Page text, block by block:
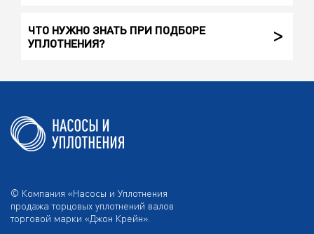
ЧТО НУЖНО ЗНАТЬ ПРИ ПОДБОРЕ
УПЛОТНЕНИЯ?
© Компания «Насосы и Уплотнения
продажа торцовых уплотнений валов
торговой марки «Джон Крейн».